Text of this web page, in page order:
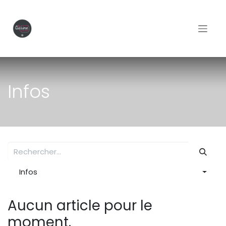
Infos
Infos
Aucun article pour le